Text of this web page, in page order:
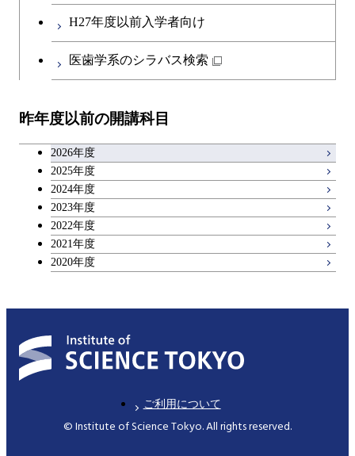
H27年度以前入学者向け
医歯学系のシラバス検索
昨年度以前の開講科目
2026年度
2025年度
2024年度
2023年度
2022年度
2021年度
2020年度
ご利用について
© Institute of Science Tokyo. All rights reserved.